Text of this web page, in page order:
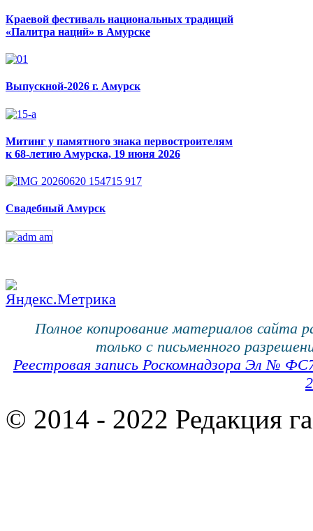
Краевой фестиваль национальных традиций
«Палитра наций» в Амурске
Выпускной-2026 г. Амурск
Митинг у памятного знака первостроителям
к 68-летию Амурска, 19 июня 2026
Свадебный Амурск
Полное копирование материалов сайта
только с письменного
Реестровая запись Роскомнадзора Эл №
© 2014 - 2022 Редакция